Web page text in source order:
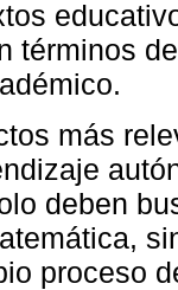
términos
más
deben
proceso